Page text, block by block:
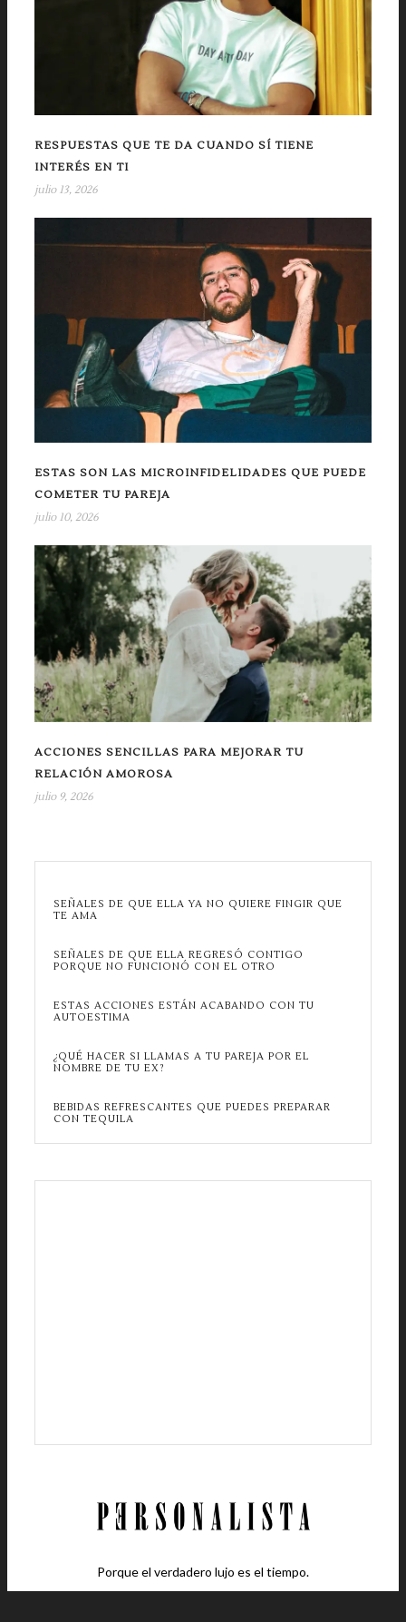
RESPUESTAS QUE TE DA CUANDO SÍ TIENE
INTERÉS EN TI
julio 13, 2026
ESTAS SON LAS MICROINFIDELIDADES QUE PUEDE
COMETER TU PAREJA
julio 10, 2026
ACCIONES SENCILLAS PARA MEJORAR TU
RELACIÓN AMOROSA
julio 9, 2026
SEÑALES DE QUE ELLA YA NO QUIERE FINGIR QUE
TE AMA
SEÑALES DE QUE ELLA REGRESÓ CONTIGO
PORQUE NO FUNCIONÓ CON EL OTRO
ESTAS ACCIONES ESTÁN ACABANDO CON TU
AUTOESTIMA
¿QUÉ HACER SI LLAMAS A TU PAREJA POR EL
NOMBRE DE TU EX?
BEBIDAS REFRESCANTES QUE PUEDES PREPARAR
CON TEQUILA
Porque el verdadero lujo es el tiempo.